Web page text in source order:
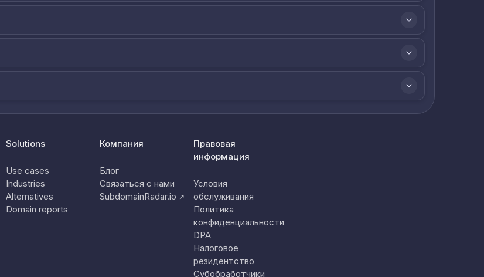
Solutions
Use cases
Industries
Alternatives
Domain reports
Компания
Блог
Связаться с нами
SubdomainRadar.io ↗
Правовая
информация
Условия
обслуживания
Политика
конфиденциальности
DPA
Налоговое
резидентство
Субобработчики